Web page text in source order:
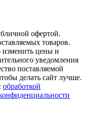
офертой.
товаров.
изменить цены и
уведомления
поставляемой
делать сайт лучше.
обработкой